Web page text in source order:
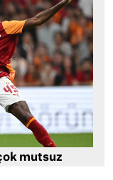
mutsuz